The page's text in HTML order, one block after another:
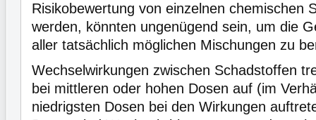
Risikobewertung von einzelnen chemischen
werden, könnten ungenügend sein, um die
aller tatsächlich möglichen Mischungen zu
Wechselwirkungen zwischen Schadstoffen
bei mittleren oder hohen Dosen auf (im
niedrigsten Dosen bei den Wirkungen